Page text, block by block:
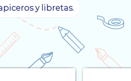
y libretas.